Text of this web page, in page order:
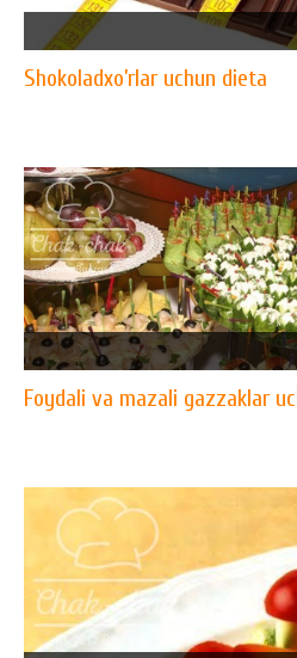
Shokoladxo’rlar uchun dieta
Foydali va mazali gazzaklar